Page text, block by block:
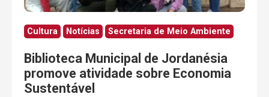
Cultura Notícias Secretaria de Meio Ambiente
Biblioteca Municipal de Jordanésia
promove atividade sobre Economia
Sustentável